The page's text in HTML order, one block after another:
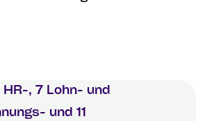
, 7 Lohn- und
und 11